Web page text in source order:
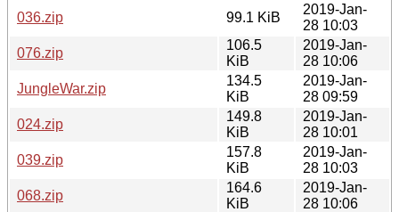
036.zip
99.1 KiB
2019-Jan-
28 10:03
076.zip
106.5
KiB
2019-Jan-
28 10:06
JungleWar.zip
134.5
KiB
2019-Jan-
28 09:59
024.zip
149.8
KiB
2019-Jan-
28 10:01
039.zip
157.8
KiB
2019-Jan-
28 10:03
068.zip
164.6
KiB
2019-Jan-
28 10:06